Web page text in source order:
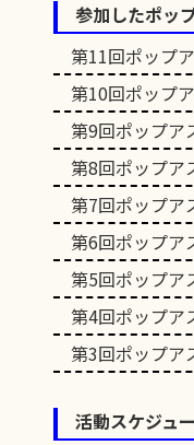
参加したポッ
第11回ポップ
第10回ポップ
第9回ポップア
第8回ポップア
第7回ポップア
第6回ポップア
第5回ポップア
第4回ポップア
第3回ポップア
活動スケジュ